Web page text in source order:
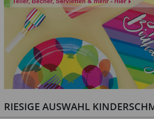
RIESIGE AUSWAHL